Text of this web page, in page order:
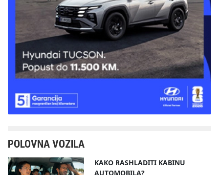
POLOVNA VOZILA
KAKO RASHLADITI KABINU
AUTOMOBILA?